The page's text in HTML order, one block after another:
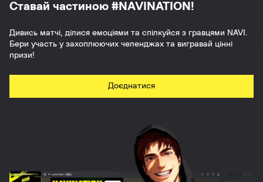
Ставай частиною #NAVINATION!
Дивись матчі, ділися емоціями та спілкуйся з гравцями NAVI.
Бери участь у захоплюючих челенджах та вигравай цінні
призи!
Доєднатися